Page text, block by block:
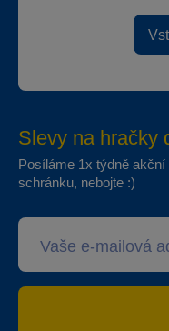
Slevy na hračky
Posíláme 1x týdně
schránku, nebojte :)